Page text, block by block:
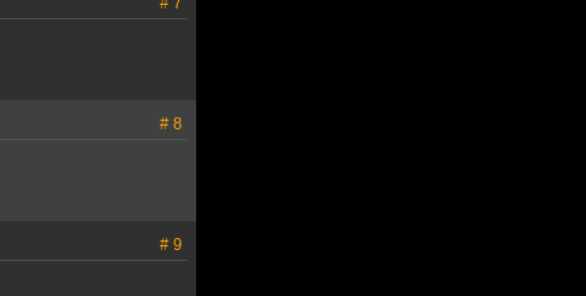
# 8
# 9